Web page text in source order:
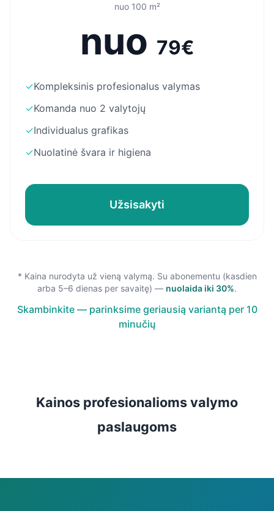
nuo 100 m²
nuo 79€
✓Kompleksinis profesionalus valymas
✓Komanda nuo 2 valytojų
✓Individualus grafikas
✓Nuolatinė švara ir higiena
Užsisakyti
* Kaina nurodyta už vieną valymą. Su abonementu (kasdien
arba 5–6 dienas per savaitę) — nuolaida iki 30%.
Skambinkite — parinksime geriausią variantą per 10
minučių
Kainos profesionalioms valymo
paslaugoms